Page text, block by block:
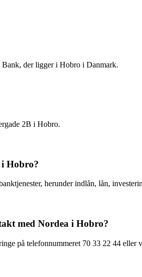
der ligger i Hobro i Danmark.
2B i Hobro.
i Hobro?
herunder indlån, lån,
med Nordea i Hobro?
på telefonnummeret 70 33 22 44 eller